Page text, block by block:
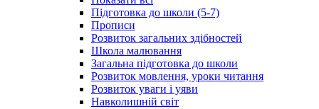
Підготовка до школи (5-7)
Прописи
Розвиток загальних здібностей
Школа малювання
Загальна підготовка до школи
Розвиток мовлення, уроки читання
Розвиток уваги і уяви
Навколишній світ